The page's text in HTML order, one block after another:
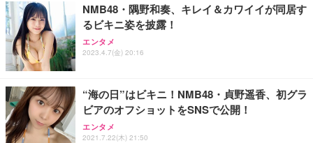
NMB48・隅野和奏、キレイ＆カワイイが同居す
るビキニ姿を披露！
エンタメ
2023.4.7(金) 20:16
“海の日”はビキニ！NMB48・貞野遥香、初グラ
ビアのオフショットをSNSで公開！
エンタメ
2021.7.22(木) 21:50